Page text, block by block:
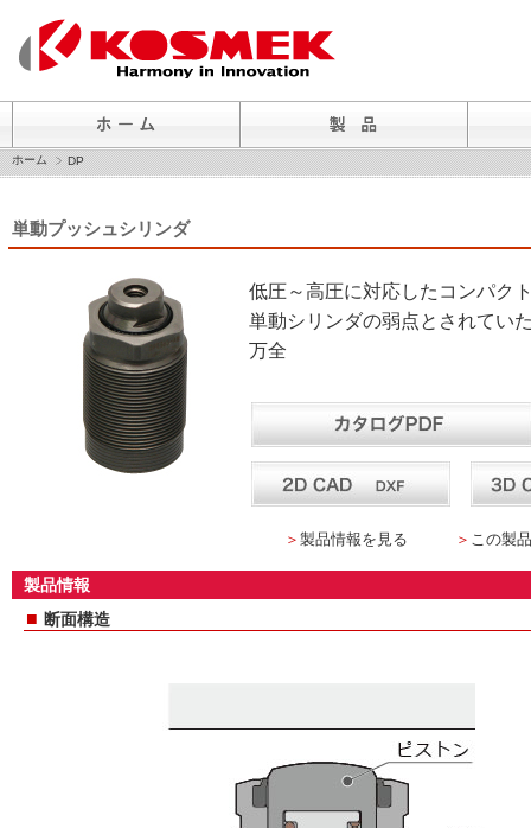
ホーム DP
単動プッシュシリンダ
低圧～高圧に対応したコンパク
単動シリンダの弱点とされてい
万全
＞ 製品情報を見る ＞ この製
製品情報
■ 断面構造